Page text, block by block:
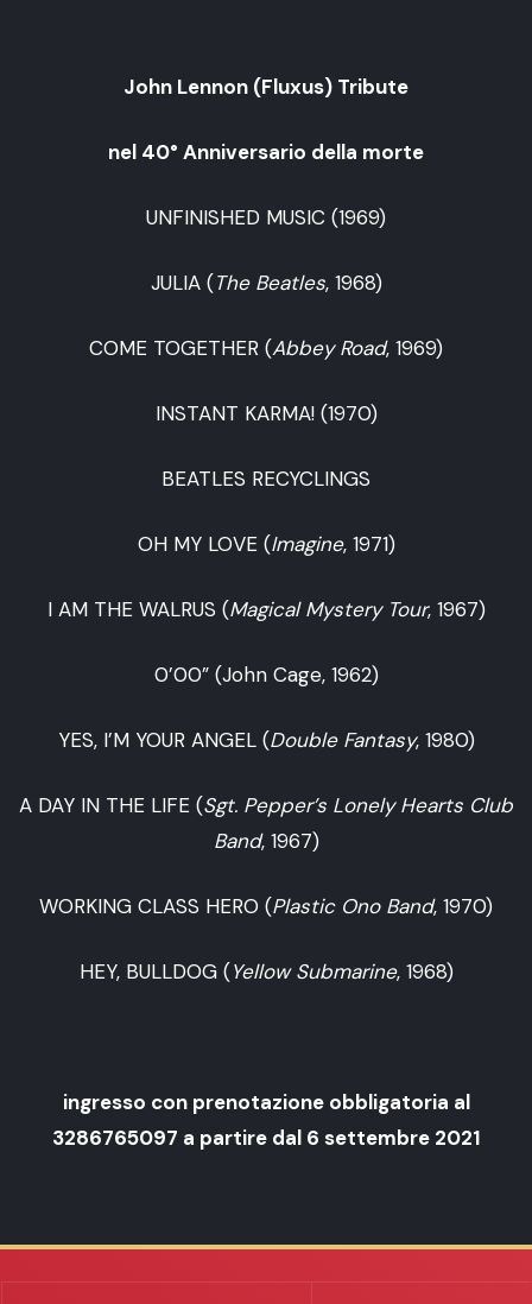
John Lennon (Fluxus) Tribute
nel 40° Anniversario della morte
UNFINISHED MUSIC (1969)
JULIA (The Beatles, 1968)
COME TOGETHER (Abbey Road, 1969)
INSTANT KARMA! (1970)
BEATLES RECYCLINGS
OH MY LOVE (Imagine, 1971)
I AM THE WALRUS (Magical Mystery Tour, 1967)
0’00” (John Cage, 1962)
YES, I’M YOUR ANGEL (Double Fantasy, 1980)
A DAY IN THE LIFE (Sgt. Pepper’s Lonely Hearts Club
Band, 1967)
WORKING CLASS HERO (Plastic Ono Band, 1970)
HEY, BULLDOG (Yellow Submarine, 1968)
ingresso con prenotazione obbligatoria al
3286765097 a partire dal 6 settembre 2021